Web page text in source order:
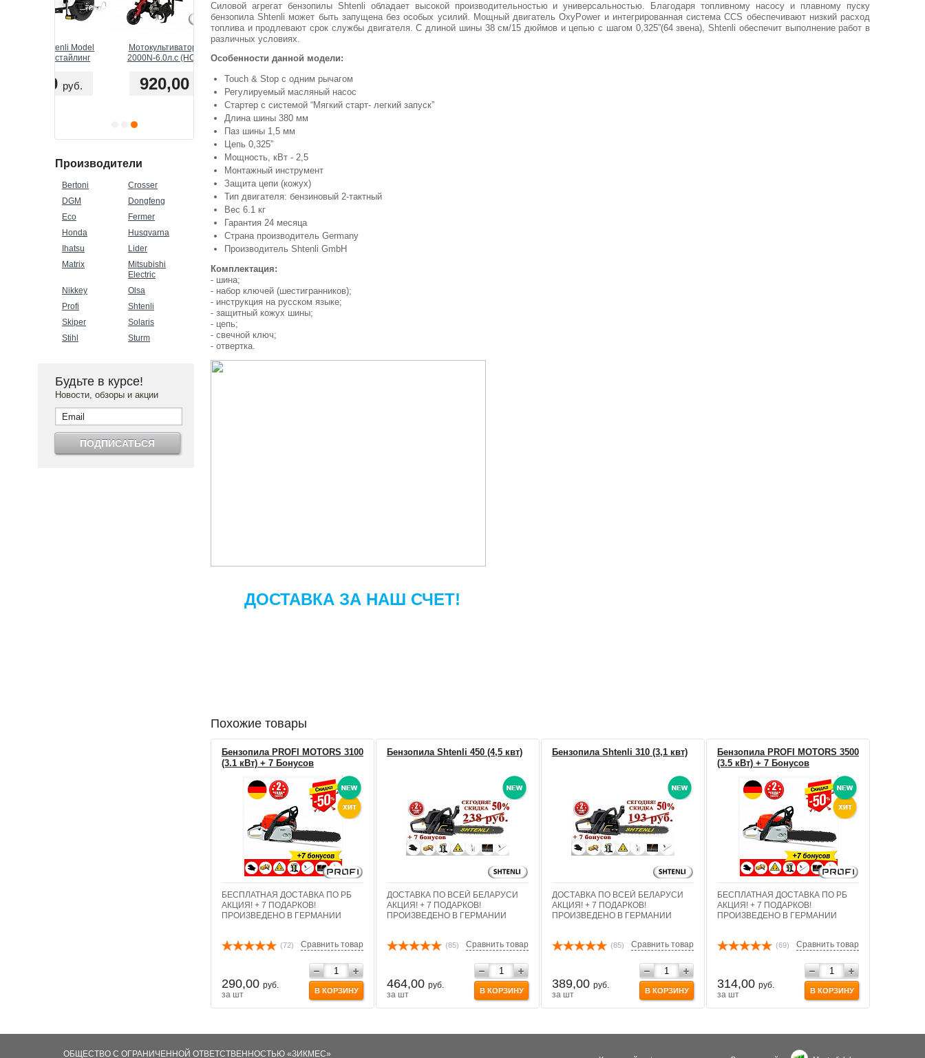
Мотокультиватор Shtenli
2000N-6.0л.с (НОВИНКА)
920,00руб.
(1.45 кВт)
345,00руб.
375,00 руб.
Производители
Bertoni
Crosser
DGM
Dongfeng
Eco
Fermer
Honda
Husqvarna
Ihatsu
Lider
Matrix
Mitsubishi
Electric
Nikkey
Olsa
Profi
Shtenli
Skiper
Solaris
Stihl
Sturm
Будьте в курсе!
Новости, обзоры и акции
ПОДПИСАТЬСЯ
Силовой агрегат бензопилы Shtenli обладает высокой производительностью и универсальностью. Благодаря топливному насосу и плавному пуску
бензопила Shtenli может быть запущена без особых усилий. Мощный двигатель OxyPower и интегрированная система CCS обеспечивают низкий расход
топлива и продлевают срок службы двигателя. С длиной шины 38 см/15 дюймов и цепью с шагом 0,325”(64 звена), Shtenli обеспечит выполнение работ в
различных условиях.
Особенности данной модели:
Touch & Stop с одним рычагом
Регулируемый масляный насос
Стартер с системой “Мягкий старт- легкий запуск”
Длина шины 380 мм
Паз шины 1,5 мм
Цепь 0,325”
Мощность, кВт - 2,5
Монтажный инструмент
Защита цепи (кожух)
Тип двигателя: бензиновый 2-тактный
Вес 6.1 кг
Гарантия 24 месяца
Страна производитель Germany
Производитель Shtenli GmbH
Комплектация:
- шина;
- набор ключей (шестигранников);
- инструкция на русском языке;
- защитный кожух шины;
- цепь;
- свечной ключ;
- отвертка.
ДОСТАВКА ЗА НАШ СЧЕТ!
Похожие товары
Бензопила PROFI MOTORS 3100
(3.1 кВт) + 7 Бонусов
БЕСПЛАТНАЯ ДОСТАВКА ПО РБ
АКЦИЯ! + 7 ПОДАРКОВ!
ПРОИЗВЕДЕНО В ГЕРМАНИИ
(72) Сравнить товар
290,00 руб.
за шт
В КОРЗИНУ
Бензопила Shtenli 450 (4,5 квт)
ДОСТАВКА ПО ВСЕЙ БЕЛАРУСИ
АКЦИЯ! + 7 ПОДАРКОВ!
ПРОИЗВЕДЕНО В ГЕРМАНИИ
(85) Сравнить товар
464,00 руб.
за шт
В КОРЗИНУ
Бензопила Shtenli 310 (3,1 квт)
ДОСТАВКА ПО ВСЕЙ БЕЛАРУСИ
АКЦИЯ! + 7 ПОДАРКОВ!
ПРОИЗВЕДЕНО В ГЕРМАНИИ
(85) Сравнить товар
389,00 руб.
за шт
В КОРЗИНУ
Бензопила PROFI MOTORS 3500
(3.5 кВт) + 7 Бонусов
БЕСПЛАТНАЯ ДОСТАВКА ПО РБ
АКЦИЯ! + 7 ПОДАРКОВ!
ПРОИЗВЕДЕНО В ГЕРМАНИИ
(69) Сравнить товар
314,00 руб.
за шт
В КОРЗИНУ
ОБЩЕСТВО С ОГРАНИЧЕННОЙ ОТВЕТСТВЕННОСТЬЮ «ЗИКМЕС»